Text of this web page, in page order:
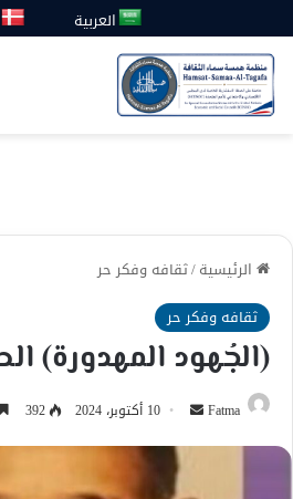
العربية
الرئيسية/ثقافه وفكر حر
ثقافه وفكر حر
(الجُهود المهدورة)
Fatma
أرسل
إلكترونيا
10 أكتوبر، 2024 392